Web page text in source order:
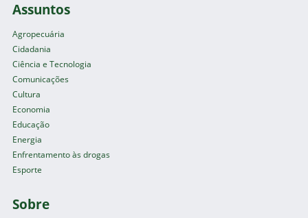
Assuntos
Agropecuária
Cidadania
Ciência e Tecnologia
Comunicações
Cultura
Economia
Educação
Energia
Enfrentamento às drogas
Esporte
Sobre